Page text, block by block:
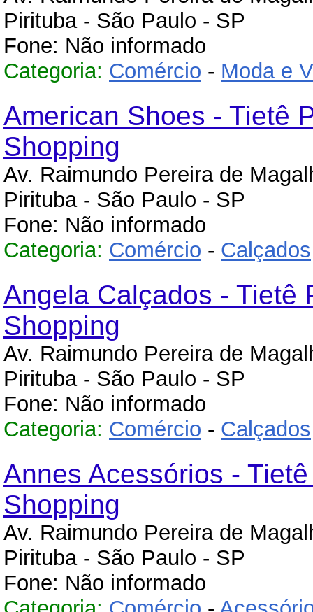
Pirituba - São Paulo - SP
Fone: Não informado
Categoria: Comércio - Moda e
American Shoes - Tietê
Shopping
Av. Raimundo Pereira de
Pirituba - São Paulo - SP
Fone: Não informado
Categoria: Comércio - Calçados
Angela Calçados - Tietê
Shopping
Av. Raimundo Pereira de
Pirituba - São Paulo - SP
Fone: Não informado
Categoria: Comércio - Calçados
Annes Acessórios -
Shopping
Av. Raimundo Pereira de
Pirituba - São Paulo - SP
Fone: Não informado